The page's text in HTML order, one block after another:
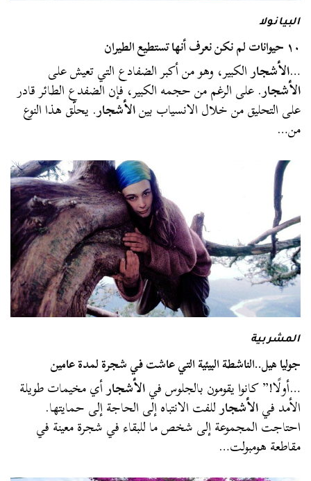
البيانولا
١٠ حيوانات لم نكن نعرف أنها تستطيع الطيران
…الأشجارالكبير، وهو من أكبر الضفادع التي تعيش على
الأشجار. على الرغم من حجمه الكبير، فإن الضفدع الطائر قادر
على التحليق من خلال الانسياب بينالأشجار. يحلّق هذا النوع
من…
المشربية
جوليا هيل..الناشطة البيئية التي عاشت في شجرة لمدة عامين
…أولًا!” كانوا يقومون بالجلوس فيالأشجارأي مخيمات طويلة
الأمد فيالأشجارللفت الانتباه إلى الحاجة إلى حمايتها.
احتاجت المجموعة إلى شخص ما للبقاء في شجرة معينة في
مقاطعة هومبولت…